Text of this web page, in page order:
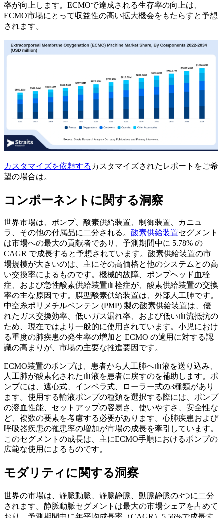
率が向上します。ECMOで達成される生存率の向上は、
ECMO市場にとって収益性の高い拡大機会をもたらすと予想
されます。
カスタマイズを依頼する カスタマイズされたレポートをご希
望の場合は。
コンポーネントに関する洞察
世界市場は、ポンプ、酸素供給装置、制御装置、カニュー
ラ、その他の付属品に二分される。 酸素供給装置セグメント
は市場への最大の貢献者であり、予測期間中に 5.78% の
CAGR で成長すると予想されています。酸素供給装置の市
場規模が大きいのは、主にその高価格と他のシステムとの高
い交換率によるものです。機械的故障、ポンプヘッド血栓
症、および急性酸素供給装置血栓症が、酸素供給装置の交換
率の主な原因です。膜型酸素供給装置は、外部人工肺です。
中空糸ポリメチルペンテン (PMP) 製の酸素供給装置は、優
れたガス交換効率、低いガス漏れ率、および低い血流抵抗の
ため、現在ではより一般的に使用されています。小児におけ
る重度の肺疾患の発生率の増加と ECMO の適用に対する認
識の高まりが、市場の主要な推進要因です。
ECMO装置のポンプは、患者から人工肺へ血液を送り込み、
人工肺が酸素化された血液を患者に戻すのを補助します。ポ
ンプには、遠心式、インペラ式、ローラー式の3種類があり
ます。使用する輸液ポンプの種類を選択する際には、ポンプ
の溶血性能、セットアップの容易さ、使いやすさ、安全性な
ど、複数の要素を考慮する必要があります。心肺疾患および
呼吸器疾患の罹患率の増加が市場の成長を牽引しています。
このセグメントの成長は、主にECMO手順におけるポンプの
広範な使用によるものです。
モダリティに関する洞察
世界の市場は、静脈動脈、静脈静脈、動脈静脈の3つに二分
されます。静脈動脈セグメントは最大の市場シェアを占めて